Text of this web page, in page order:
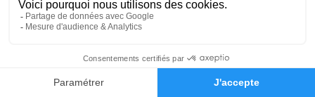
Faire-part Hommages
Cérémonie civile
Complexe Funéraire du Havre de Le Havre
155 Rue Maryse Bastié